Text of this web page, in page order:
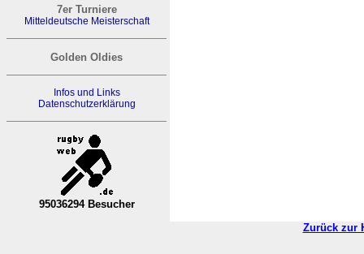
7er Turniere
Mitteldeutsche Meisterschaft
Golden Oldies
Infos und Links
Datenschutzerklärung
95036294 Besucher
Zurück zur